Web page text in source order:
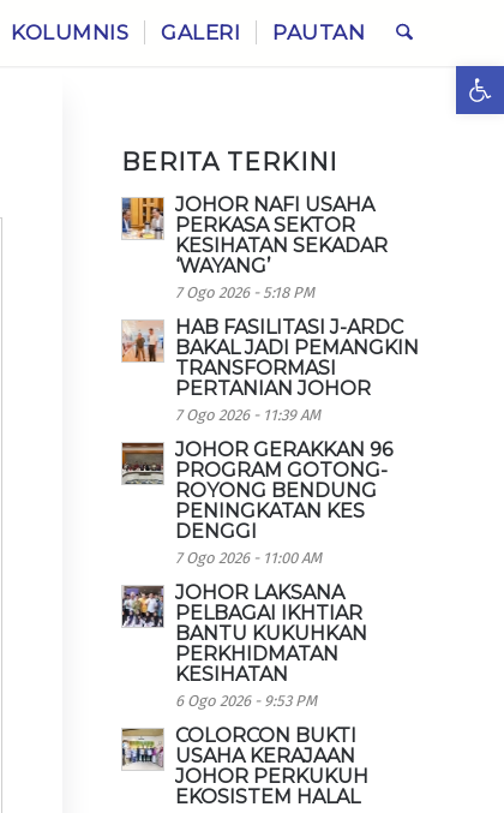
KOLUMNIS GALERI PAUTAN
BERITA TERKINI
JOHOR NAFI USAHA
PERKASA SEKTOR
KESIHATAN SEKADAR
‘WAYANG’
7 Ogo 2026 - 5:18 PM
HAB FASILITASI J-ARDC
BAKAL JADI PEMANGKIN
TRANSFORMASI
PERTANIAN JOHOR
7 Ogo 2026 - 11:39 AM
JOHOR GERAKKAN 96
PROGRAM GOTONG-
ROYONG BENDUNG
PENINGKATAN KES
DENGGI
7 Ogo 2026 - 11:00 AM
JOHOR LAKSANA
PELBAGAI IKHTIAR
BANTU KUKUHKAN
PERKHIDMATAN
KESIHATAN
6 Ogo 2026 - 9:53 PM
COLORCON BUKTI
USAHA KERAJAAN
JOHOR PERKUKUH
EKOSISTEM HALAL